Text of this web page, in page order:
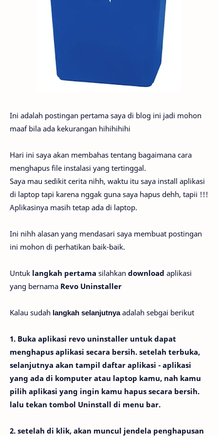
Ini adalah postingan pertama saya di blog ini jadi mohon
maaf bila ada kekurangan hihihihihi
Hari ini saya akan membahas tentang bagaimana cara
menghapus file instalasi yang tertinggal.
Saya mau sedikit cerita nihh, waktu itu saya install aplikasi
di laptop tapi karena nggak guna saya hapus dehh, tapii !!!
Aplikasinya masih tetap ada di laptop.
Ini nihh alasan yang mendasari saya membuat postingan
ini mohon di perhatikan baik-baik.
Untuk langkah pertama silahkan download aplikasi
yang bernama Revo Uninstaller
Kalau sudah langkah selanjutnyaadalah sebgai berikut
1. Buka aplikasi revo uninstaller untuk dapat
menghapus aplikasi secara bersih. setelah terbuka,
selanjutnya akan tampil daftar aplikasi - aplikasi
yang ada di komputer atau laptop kamu, nah kamu
pilih aplikasi yang ingin kamu hapus secara bersih.
lalu tekan tombol Uninstall di menu bar.
2. setelah di klik, akan muncul jendela penghapusan